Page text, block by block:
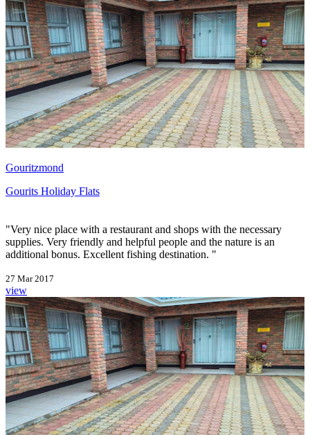
Gouritzmond
Gourits Holiday Flats
"Very nice place with a restaurant and shops with the necessary
supplies. Very friendly and helpful people and the nature is an
additional bonus. Excellent fishing destination. "
27 Mar 2017
view